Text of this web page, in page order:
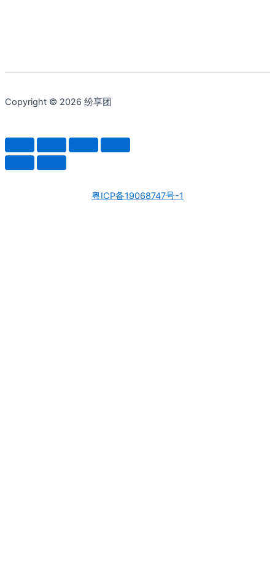
Copyright © 2026 纷享团
粤ICP备19068747号-1